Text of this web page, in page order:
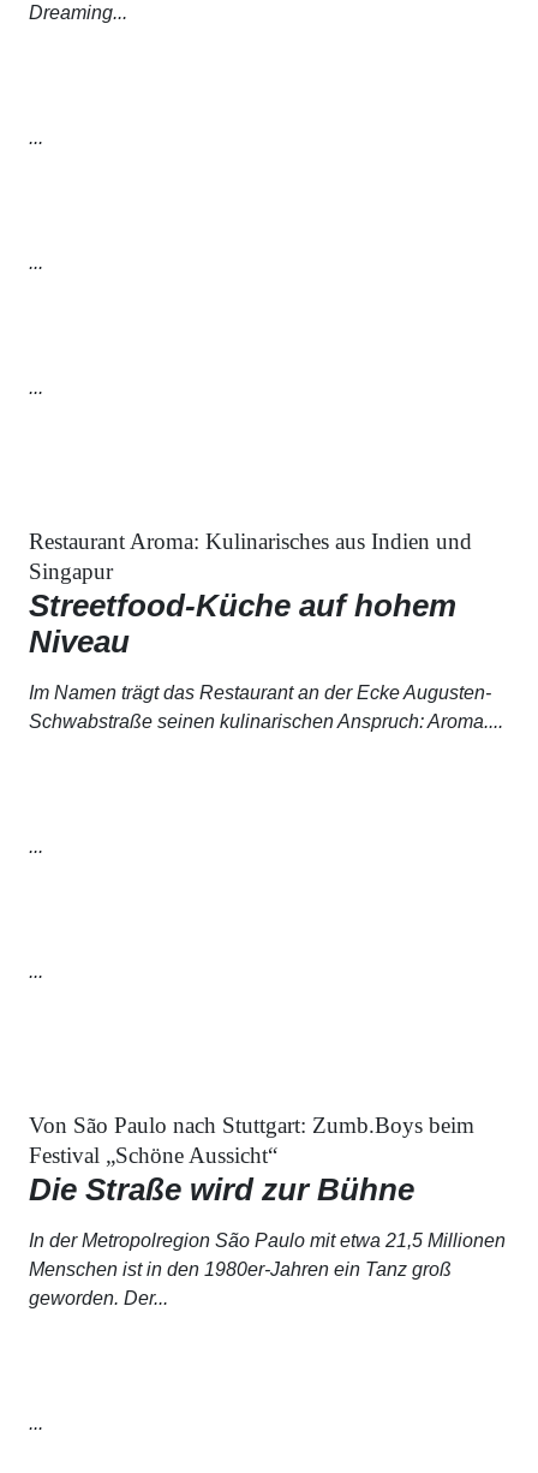
Dreaming...
...
...
...
Restaurant Aroma: Kulinarisches aus Indien und
Singapur
Streetfood-Küche auf hohem
Niveau
Im Namen trägt das Restaurant an der Ecke Augusten-
Schwabstraße seinen kulinarischen Anspruch:Aroma....
...
...
Von São Paulo nach Stuttgart: Zumb.Boys beim
Festival „Schöne Aussicht“
Die Straße wird zur Bühne
In der Metropolregion São Paulo mit etwa 21,5 Millionen
Menschen ist in den 1980er-Jahren ein Tanz groß
geworden. Der...
...